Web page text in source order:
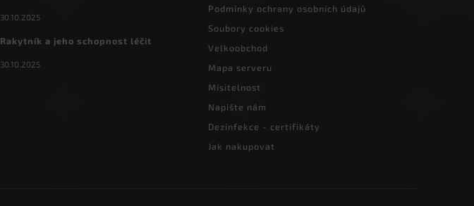
30.10.2025
Rakytník a jeho schopnost léčit
30.10.2025
Podmínky ochrany osobních údajů
Soubory cookies
Velkoobchod
Mapa serveru
Mísitelnost
Napište nám
Dezinfekce - certifikáty
Jak nakupovat